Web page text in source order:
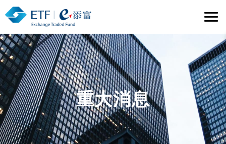
重大消息